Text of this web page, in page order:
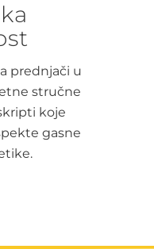
prednjači u
stručne
koje
gasne